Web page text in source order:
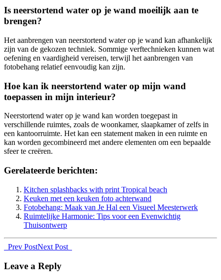
Is neerstortend water op je wand moeilijk aan te
brengen?
Het aanbrengen van neerstortend water op je wand kan afhankelijk
zijn van de gekozen techniek. Sommige verftechnieken kunnen wat
oefening en vaardigheid vereisen, terwijl het aanbrengen van
fotobehang relatief eenvoudig kan zijn.
Hoe kan ik neerstortend water op mijn wand
toepassen in mijn interieur?
Neerstortend water op je wand kan worden toegepast in
verschillende ruimtes, zoals de woonkamer, slaapkamer of zelfs in
een kantoorruimte. Het kan een statement maken in een ruimte en
kan worden gecombineerd met andere elementen om een bepaalde
sfeer te creëren.
Gerelateerde berichten:
Kitchen splashbacks with print Tropical beach
Keuken met een keuken foto achterwand
Fotobehang: Maak van Je Hal een Visueel Meesterwerk
Ruimtelijke Harmonie: Tips voor een Evenwichtig
Thuisontwerp
Prev PostNext Post
Leave a Reply